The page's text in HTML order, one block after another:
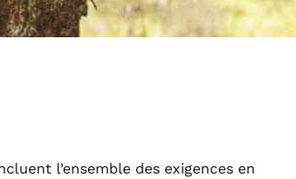
l’ensemble des exigences en